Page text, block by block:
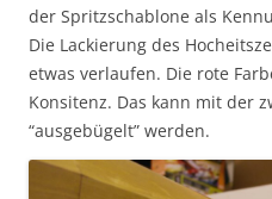
der Spritzschablone als
Die Lackierung des
etwas verlaufen. Die rote
Konsitenz. Das kann mit der
“ausgebügelt” werden.